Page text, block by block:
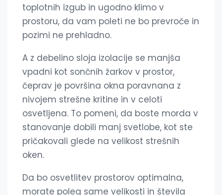
toplotnih izgub in ugodno klimo v
prostoru, da vam poleti ne bo prevroče in
pozimi ne prehladno.
A z debelino sloja izolacije se manjša
vpadni kot sončnih žarkov v prostor,
čeprav je površina okna poravnana z
nivojem strešne kritine in v celoti
osvetljena. To pomeni, da boste morda v
stanovanje dobili manj svetlobe, kot ste
pričakovali glede na velikost strešnih
oken.
Da bo osvetlitev prostorov optimalna,
morate poleg same velikosti in števila